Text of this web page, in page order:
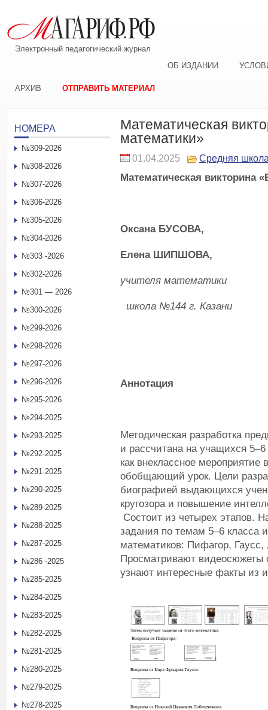
Электронный педагогический журнал
ОБ ИЗДАНИИ
АРХИВ ОТПРАВИТЬ МАТЕРИАЛ
Математическая
математики»
01.04.2025 Средняя
Математическая викторина
Оксана БУСОВА,
Елена ШИПШОВА,
учителя математики
школа №144 г. Казани
Аннотация
Методическая разработка
и рассчитана на учащихся
как внеклассное мероприятие
обобщающий урок. Цели
биографией выдающихся
кругозора и повышение
Состоит из четырех этапов.
задания по темам 5–6
математиков: Пифагор, Гаусс,
Просматривают видеосюжеты
узнают интересные факты из
НОМЕРА
№309-2026
№308-2026
№307-2026
№306-2026
№305-2026
№304-2026
№303 -2026
№302-2026
№301 — 2026
№300-2026
№299-2026
№298-2026
№297-2026
№296-2026
№295-2026
№294-2025
№293-2025
№292-2025
№291-2025
№290-2025
№289-2025
№288-2025
№287-2025
№286 -2025
№285-2025
№284-2025
№283-2025
№282-2025
№281-2025
№280-2025
№279-2025
№278-2025